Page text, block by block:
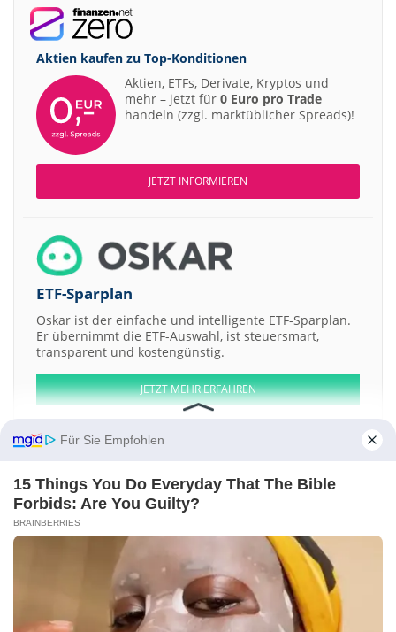
Aktien kaufen zu Top-Konditionen
Aktien, ETFs, Derivate, Kryptos und
mehr – jetzt für 0 Euro pro Trade
handeln (zzgl. marktüblicher Spreads)!
JETZT INFORMIEREN
ETF-Sparplan
Oskar ist der einfache und intelligente ETF-Sparplan.
Er übernimmt die ETF-Auswahl, ist steuersmart,
transparent und kostengünstig.
JETZT MEHR ERFAHREN
Aktien ATX DAX EuroStoxx 50 Dow Jones NASDAQ 100 Nikkei 225
S&P 500
ESV Resources Healthy Extracts JW
OXIDE Corporation
Registered Shs
-Impressum- Werbung-Barrierefreiheit
Sitemap- Datenschutz-Disclaimer -AGB- Privatsphäre-Einstellungen
Für Sie Empfohlen
15 Things You Do Everyday That The Bible
Forbids: Are You Guilty?
BRAINBERRIES